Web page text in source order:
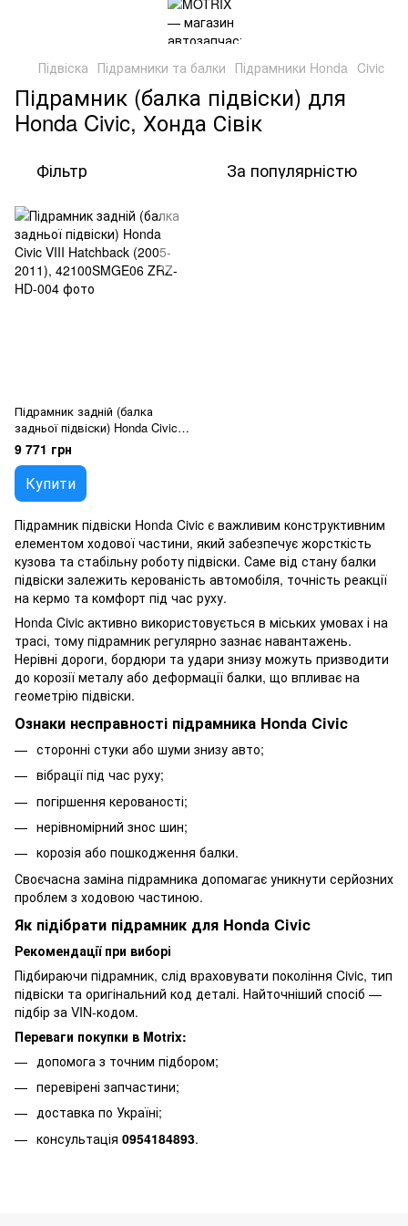
Підвіска Підрамники та балки Підрамники Honda Civic
Підрамник (балка підвіски) для
Honda Civic, Хонда Сівік
Фільтр За популярністю
Підрамник задній (балка
задньої підвіски) Honda Civic
VIII Hatchback (2005-2011),
42100SMGE06
9 771 грн
Купити
Підрамник підвіски Honda Civic є важливим конструктивним
елементом ходової частини, який забезпечує жорсткість
кузова та стабільну роботу підвіски. Саме від стану балки
підвіски залежить керованість автомобіля, точність реакції
на кермо та комфорт під час руху.
Honda Civic активно використовується в міських умовах і на
трасі, тому підрамник регулярно зазнає навантажень.
Нерівні дороги, бордюри та удари знизу можуть призводити
до корозії металу або деформації балки, що впливає на
геометрію підвіски.
Ознаки несправності підрамника Honda Civic
сторонні стуки або шуми знизу авто;
вібрації під час руху;
погіршення керованості;
нерівномірний знос шин;
корозія або пошкодження балки.
Своєчасна заміна підрамника допомагає уникнути серйозних
проблем з ходовою частиною.
Як підібрати підрамник для Honda Civic
Рекомендації при виборі
Підбираючи підрамник, слід враховувати покоління Civic, тип
підвіски та оригінальний код деталі. Найточніший спосіб —
підбір за VIN-кодом.
Переваги покупки в Motrix:
допомога з точним підбором;
перевірені запчастини;
доставка по Україні;
консультація 0954184893.